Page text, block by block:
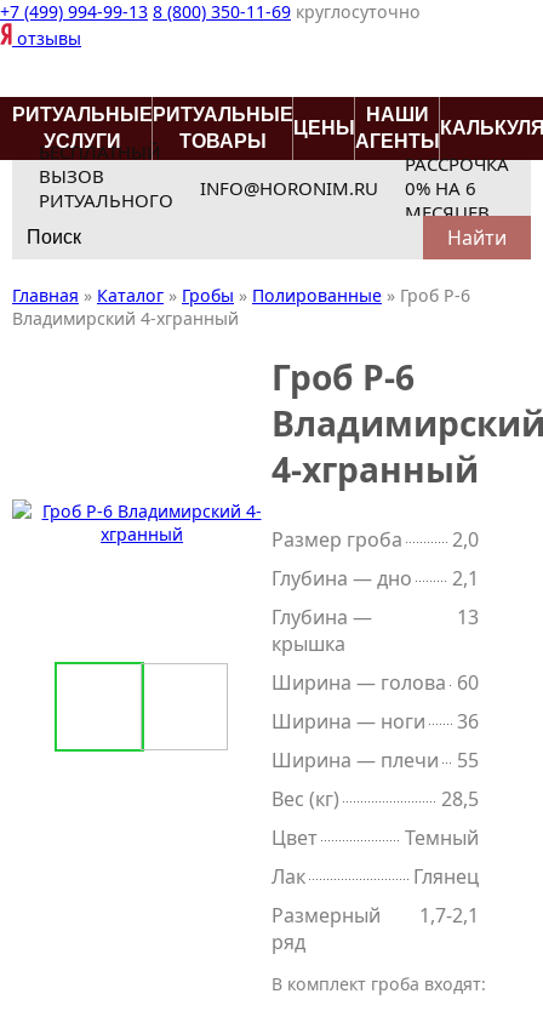
+7 (499) 994-99-13 8 (800) 350-11-69 круглосуточно
отзывы
РИТУАЛЬНЫЕ
УСЛУГИ
РИТУАЛЬНЫЕ
ТОВАРЫ
ЦЕНЫ
НАШИ
АГЕНТЫ
БЕСПЛАТНЫЙ
ВЫЗОВ
РИТУАЛЬНОГО
АГЕНТА
INFO@HORONIM.RU
РАССРОЧКА
0% НА 6
МЕСЯЦЕВ
for:
Главная » Каталог » Гробы » Полированные » Гроб Р-6
Владимирский 4-хгранный
Гроб Р-6
4-хгранный
Размер гроба
2,0
Глубина — дно
2,1
Глубина —
крышка
13
Ширина — голова 60
Ширина — ноги
36
Ширина — плечи
55
Вес (кг)
28,5
Цвет
Темный
Лак
Глянец
Размерный
ряд
1,7-2,1
В комплект гроба входят: